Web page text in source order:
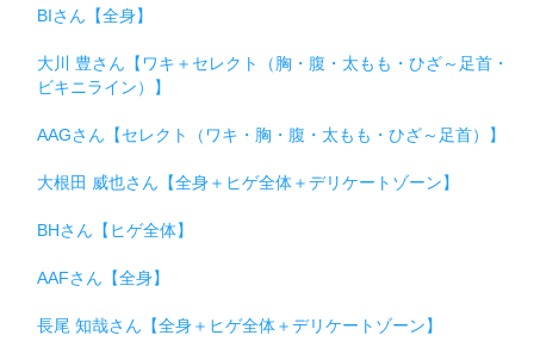
BIさん【全身】
大川 豊さん【ワキ＋セレクト（胸・腹・太もも・ひざ～足首・
ビキニライン）】
AAGさん【セレクト（ワキ・胸・腹・太もも・ひざ～足首）】
大根田 威也さん【全身＋ヒゲ全体＋デリケートゾーン】
BHさん【ヒゲ全体】
AAFさん【全身】
長尾 知哉さん【全身＋ヒゲ全体＋デリケートゾーン】